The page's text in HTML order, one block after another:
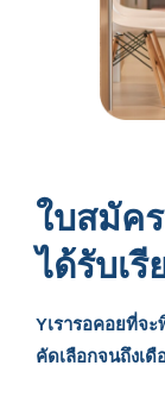
ใบสมัค
ได้รับเ
Yเรารอคอยที่จ
คัดเลือกจนถึงเ